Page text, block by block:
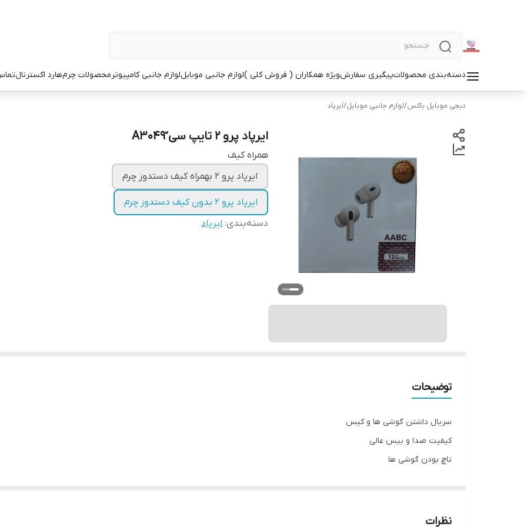
دسته‌بندی محصولاتپیگیری سفارشویژه همکاران ( فروش کلی )لوازم جانبی موبایللوازم جانبی کامپیوترمحصولات چرمهارد اکسترنال
دیجی موبایل باکس/لوازم جانبی موبایل/ایرپاد
ایرپاد پرو 2 تایپ سی ََA3049
همراه کیف
ایرپاد پرو 2 بهمراه کیف دستدوز چرم
ایرپاد پرو 2 بدون کیف دستدوز چرم
دسته‌بندی: ایرپاد
توضیحات
سریال داشتن گوشی ها و کیس
کیفیت صدا و بیس عالی
تاچ بودن گوشی ها
سری اضافه بهمراه کابل اورجینال
نظرات